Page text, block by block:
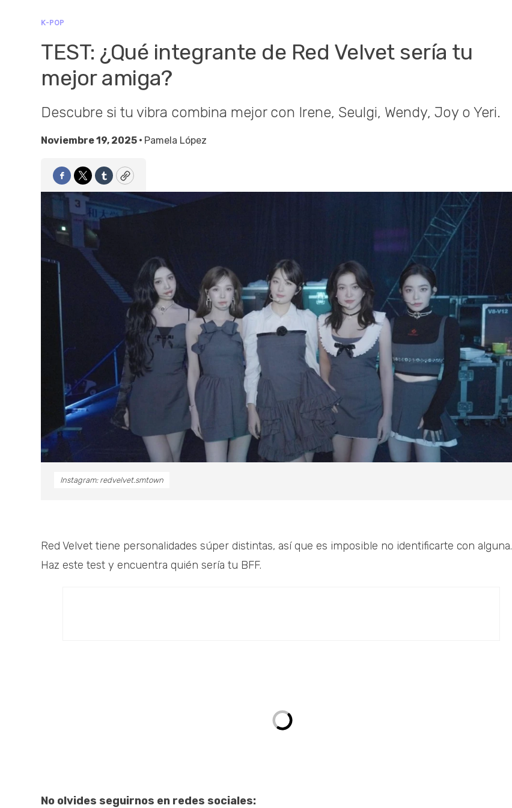
K-POP
TEST: ¿Qué integrante de Red Velvet sería tu
mejor amiga?
Descubre si tu vibra combina mejor con Irene, Seulgi, Wendy, Joy o Yeri.
Noviembre 19, 2025 • Pamela López
Facebook
TwitterTumblrCopy
Instagram: redvelvet.smtown
Red Velvet tiene personalidades súper distintas, así que es imposible no identificarte con alguna.
Haz este test y encuentra quién sería tu BFF.
No olvides seguirnos en redes sociales: